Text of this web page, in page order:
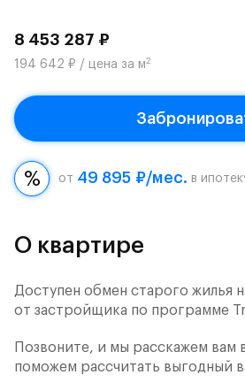
8 453 287 ₽
194 642 ₽ / цена за м2
от 49 895 ₽/мес. в
О квартире
Доступен обмен старого жилья
от застройщика по программе
Позвоните, и мы расскажем вам
поможем рассчитать выгодный